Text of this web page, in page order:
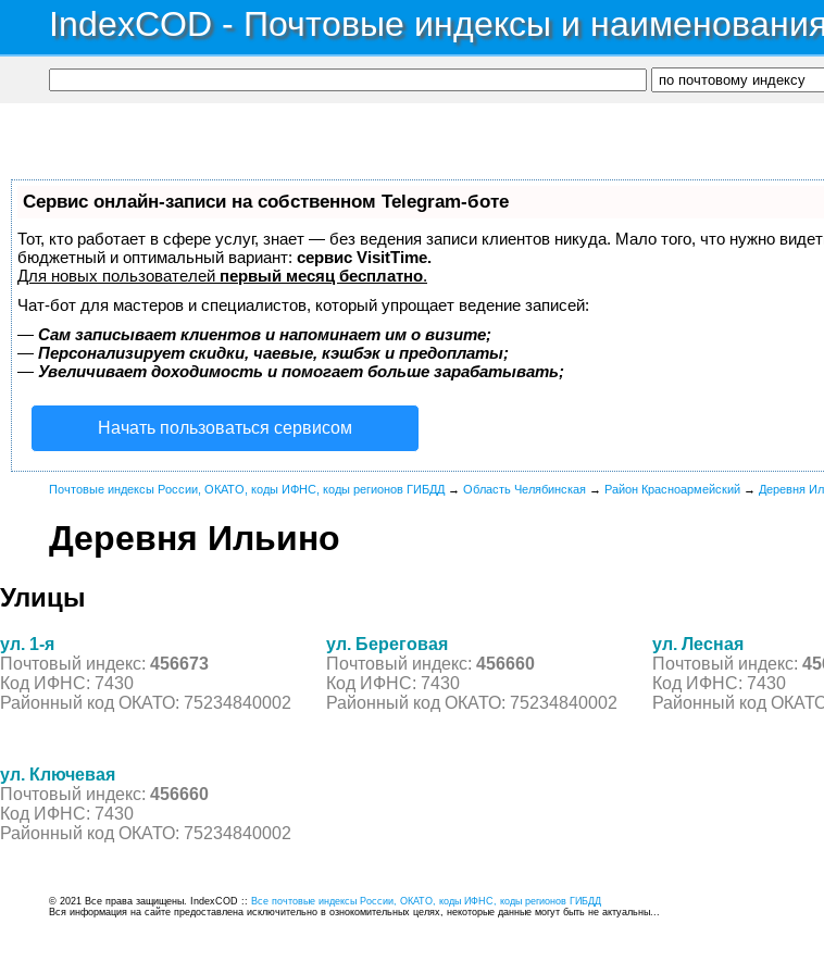
IndexCOD - Почтовые индексы и
Сервис онлайн-записи на собственном Telegram-боте
Тот, кто работает в сфере услуг, знает — без ведения записи клиентов никуда. Мало того, что нужно
бюджетный и оптимальный вариант: сервис VisitTime.
Для новых пользователей первый месяц бесплатно.
Чат-бот для мастеров и специалистов, который упрощает ведение записей:
— Сам записывает клиентов и напоминает им о визите;
— Персонализирует скидки, чаевые, кэшбэк и предоплаты;
— Увеличивает доходимость и помогает больше зарабатывать;
Начать пользоваться сервисом
Почтовые индексы России, ОКАТО, коды ИФНС, коды регионов ГИБДД → Область Челябинская → Район Красноармейский → Деревня
Деревня Ильино
Улицы
ул. 1-я
Почтовый индекс: 456673
Код ИФНС: 7430
Районный код ОКАТО: 75234840002
ул. Береговая
Почтовый индекс: 456660
Код ИФНС: 7430
Районный код ОКАТО: 75234840002
ул. Лесная
Почтовый индекс:
Код ИФНС: 7430
Районный код
ул. Ключевая
Почтовый индекс: 456660
Код ИФНС: 7430
Районный код ОКАТО: 75234840002
© 2021 Все права защищены. IndexCOD :: Все почтовые индексы России, ОКАТО, коды ИФНС, коды регионов ГИБДД
Вся информация на сайте предоставлена исключительно в ознокомительных целях, некоторые данные могут быть не актуальны...